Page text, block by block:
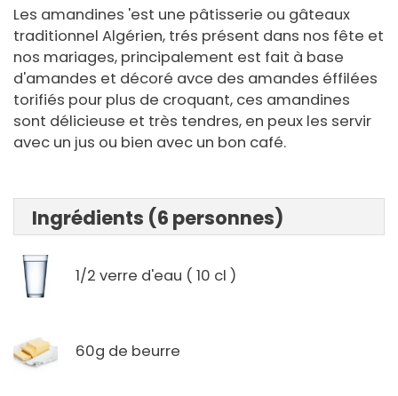
Les amandines 'est une pâtisserie ou gâteaux
traditionnel Algérien, trés présent dans nos fête et
nos mariages, principalement est fait à base
d'amandes et décoré avce des amandes éffilées
torifiés pour plus de croquant, ces amandines
sont délicieuse et très tendres, en peux les servir
avec un jus ou bien avec un bon café.
Ingrédients (6 personnes)
1/2 verre d'eau ( 10 cl )
60g de beurre